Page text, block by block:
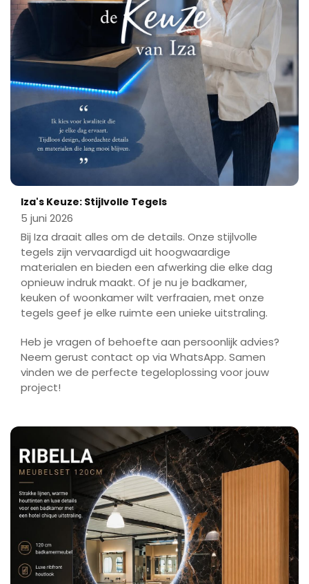
Iza's Keuze: Stijlvolle Tegels
5 juni 2026
Bij Iza draait alles om de details. Onze stijlvolle
tegels zijn vervaardigd uit hoogwaardige
materialen en bieden een afwerking die elke dag
opnieuw indruk maakt. Of je nu je badkamer,
keuken of woonkamer wilt verfraaien, met onze
tegels geef je elke ruimte een unieke uitstraling.
Heb je vragen of behoefte aan persoonlijk advies?
Neem gerust contact op via WhatsApp. Samen
vinden we de perfecte tegeloplossing voor jouw
project!